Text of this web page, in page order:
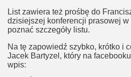
List zawiera też prośbę do
dzisiejszej konferencji prasowej w
poznać szczegóły listu.
Na tę zapowiedź szybko, krótko i
Jacek Bartyzel, który na
wpis: